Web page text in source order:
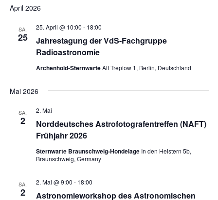
wählen.
April 2026
SA.
25
Jahrestagung der VdS-Fachgruppe
Radioastronomie
25. April @ 10:00 - 18:00
Archenhold-SternwarteAlt Treptow 1, Berlin, Deutschland
Mai 2026
SA.
2
Norddeutsches Astrofotografentreffen (NAFT)
Frühjahr 2026
2. Mai
Sternwarte Braunschweig-Hondelage In den Heistern 5b,
Braunschweig, Germany
SA.
2
Astronomieworkshop des Astronomischen
2. Mai @ 9:00 - 18:00